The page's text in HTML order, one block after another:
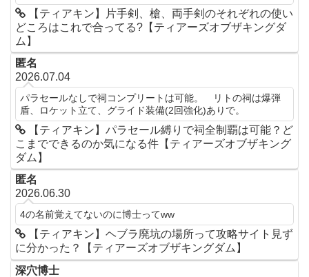
【ティアキン】片手剣、槍、両手剣のそれぞれの使い
どころはこれで合ってる?【ティアーズオブザキングダ
ム】
匿名
2026.07.04
パラセールなしで祠コンプリートは可能。 リトの祠は爆弾
盾、ロケット立て、グライド装備(2回強化)ありで。
【ティアキン】パラセール縛りで祠全制覇は可能？ど
こまでできるのか気になる件【ティアーズオブザキング
ダム】
匿名
2026.06.30
4の名前覚えてないのに博士ってww
【ティアキン】ヘブラ廃坑の場所って攻略サイト見ず
に分かった？【ティアーズオブザキングダム】
深穴博士